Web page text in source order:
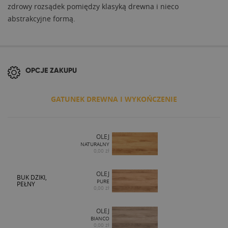
zdrowy rozsądek pomiędzy klasyką drewna i nieco
abstrakcyjne formą.
OPCJE ZAKUPU
GATUNEK DREWNA I WYKOŃCZENIE
BUK DZIKI,
PEŁNY
OLEJ
NATURALNY
0,00 zł
OLEJ
PURE
0,00 zł
OLEJ
BIANCO
0,00 zł